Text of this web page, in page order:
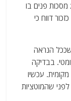
*- ד'ר פאוצ'י האמריקאי ממליץ לאנשים לעטות 2 מסכות פנים בו
דווח כי
הנראה
בבדיקה
עכשיו
שהמוטציות